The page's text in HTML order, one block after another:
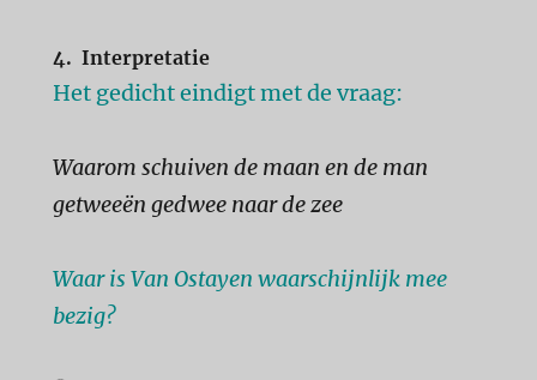
4. Interpretatie
Het gedicht eindigt met de vraag:
Waarom schuiven de maan en de man
getweeën gedwee naar de zee
Waar is Van Ostayen waarschijnlijk mee
bezig?